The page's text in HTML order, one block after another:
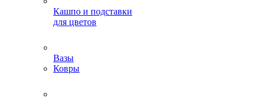
Кашпо и подставки
для цветов
Вазы
Ковры